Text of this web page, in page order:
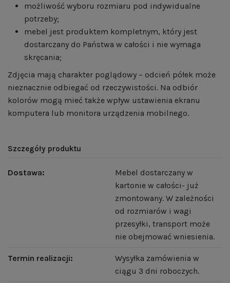
możliwość wyboru rozmiaru pod indywidualne
potrzeby;
mebel jest produktem kompletnym, który jest
dostarczany do Państwa w całości i nie wymaga
skręcania;
Zdjęcia mają charakter poglądowy – odcień półek może
nieznacznie odbiegać od rzeczywistości. Na odbiór
kolorów mogą mieć także wpływ ustawienia ekranu
komputera lub monitora urządzenia mobilnego.
Szczegóły produktu
Dostawa:
Mebel dostarczany w
kartonie w całości- już
zmontowany. W zależności
od rozmiarów i wagi
przesyłki, transport może
nie obejmować wniesienia.
Termin realizacji:
Wysyłka zamówienia w
ciągu 3 dni roboczych.